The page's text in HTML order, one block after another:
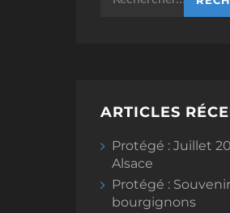
ARTICLES
Protégé : Juillet
Alsace
Protégé :
bourgignons